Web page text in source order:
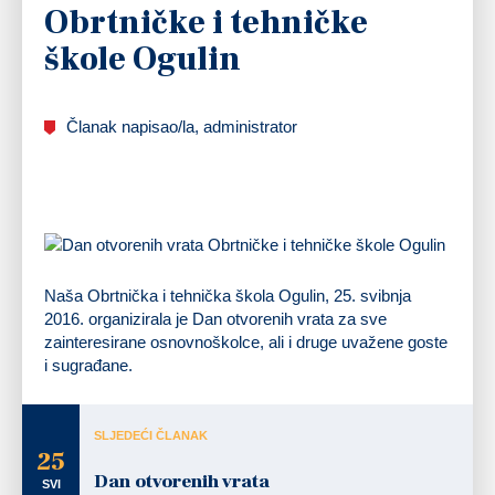
Obrtničke i tehničke
škole Ogulin
Članak napisao/la, administrator
Naša Obrtnička i tehnička škola Ogulin, 25. svibnja
2016. organizirala je Dan otvorenih vrata za sve
zainteresirane osnovnoškolce, ali i druge uvažene goste
i sugrađane.
25
SVI
SLJEDEĆI ČLANAK
Dan otvorenih vrata